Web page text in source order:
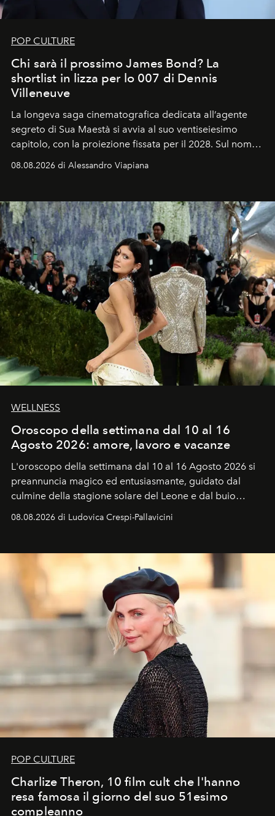
POP CULTURE
Chi sarà il prossimo James Bond? La
shortlist in lizza per lo 007 di Dennis
Villeneuve
La longeva saga cinematografica dedicata all’agente
segreto di Sua Maestà si avvia al suo ventiseiesimo
capitolo, con la proiezione fissata per il 2028. Sul nome
dell’attore chiamato a raccogliere l’eredità di Daniel
Craig, però, regna ancora il più assoluto riserbo.
08.08.2026 di Alessandro Viapiana
WELLNESS
Oroscopo della settimana dal 10 al 16
Agosto 2026: amore, lavoro e vacanze
L'oroscopo della settimana dal 10 al 16 Agosto 2026 si
preannuncia magico ed entusiasmante, guidato dal
culmine della stagione solare del Leone e dal buio
favorevole della Luna nuova in Leone del 12 agosto,
ideale per la notte delle Perseidi.
08.08.2026 di Ludovica Crespi-Pallavicini
POP CULTURE
Charlize Theron, 10 film cult che l'hanno
resa famosa il giorno del suo 51esimo
compleanno